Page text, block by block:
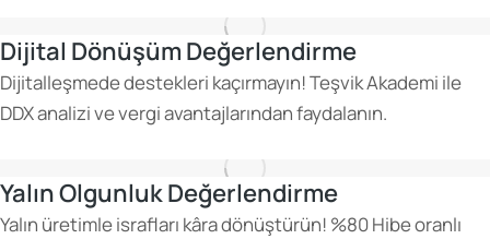
Dijital Dönüşüm Değerlendirme
Dijitalleşmede destekleri kaçırmayın! Teşvik Akademi ile
DDX analizi ve vergi avantajlarından faydalanın.
Yalın Olgunluk Değerlendirme
Yalın üretimle israfları kâra dönüştürün! %80 Hibe oranlı